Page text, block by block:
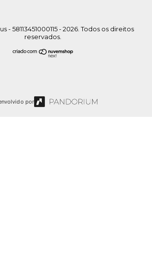
- 58113451000115 - 2026. Todos os direitos
reservados.